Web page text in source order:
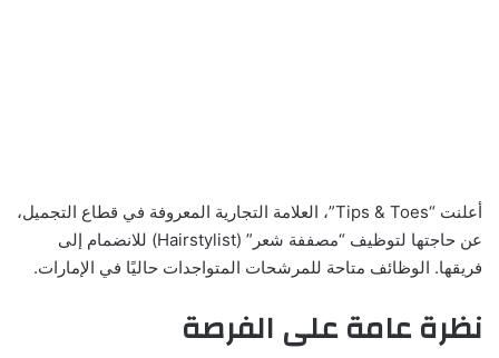
أعلنت “Tips & Toes”، العلامة التجارية المعروفة في قطاع التجميل،
عن حاجتها لتوظيف “مصففة شعر” (Hairstylist) للانضمام إلى
فريقها. الوظائف متاحة للمرشحات المتواجدات حاليًا في الإمارات.
نظرة عامة على الفرصة